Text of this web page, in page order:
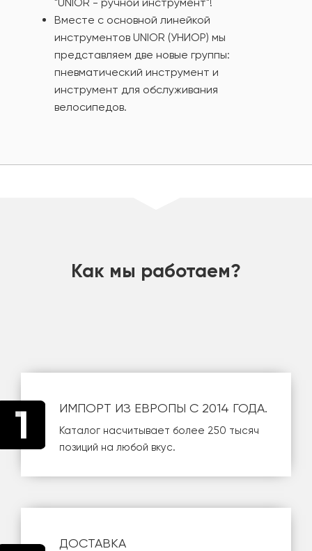
Вместе с основной линейкой
инструментов UNIOR (УНИОР) мы
представляем две новые группы:
пневматический инструмент и
инструмент для обслуживания
велосипедов.
Как мы работаем?
ИМПОРТ ИЗ ЕВРОПЫ С 2014 ГОДА.
Каталог насчитывает более 250 тысяч
позиций на любой вкус.
ДОСТАВКА